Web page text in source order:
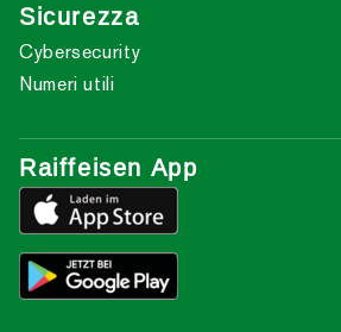
Sicurezza
Cybersecurity
Numeri utili
Raiffeisen App